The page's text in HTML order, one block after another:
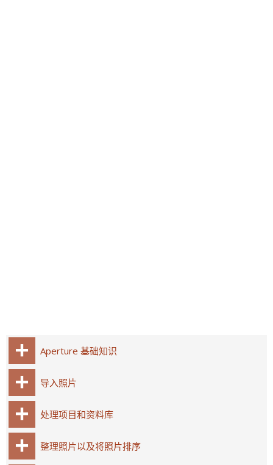
Aperture 基础知识
导入照片
处理项目和资料库
整理照片以及将照片排序